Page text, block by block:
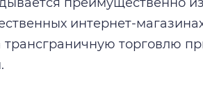
интернет-
торговлю